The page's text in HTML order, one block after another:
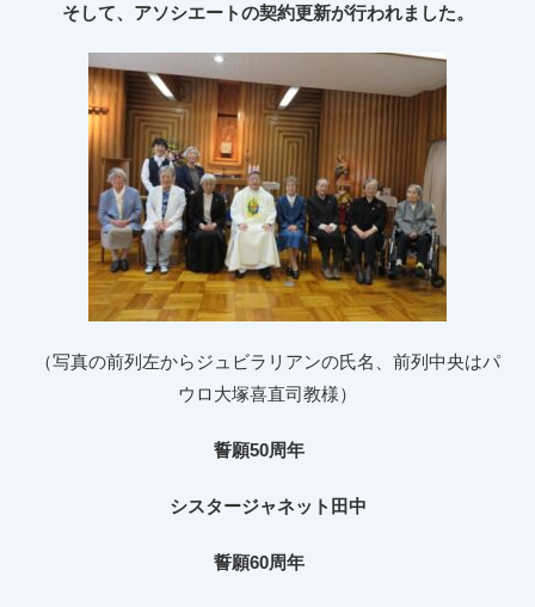
そして、アソシエートの契約更新が行われました。
（写真の前列左からジュビラリアンの氏名、前列中央はパ
ウロ大塚喜直司教様）
誓願50周年
シスタージャネット田中
誓願60周年